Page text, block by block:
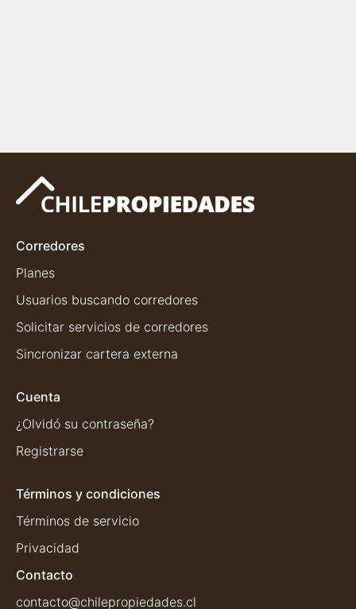
Corredores
Planes
Usuarios buscando corredores
Solicitar servicios de corredores
Sincronizar cartera externa
Cuenta
¿Olvidó su contraseña?
Registrarse
Términos y condiciones
Términos de servicio
Privacidad
Contacto
contacto@chilepropiedades.cl